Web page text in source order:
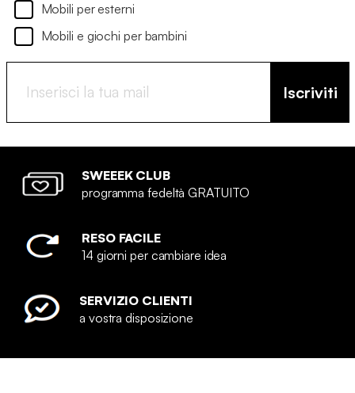
Mobili per esterni
Mobili e giochi per bambini
Iscriviti
SWEEEK CLUB
programma fedeltà GRATUITO
RESO FACILE
14 giorni per cambiare idea
SERVIZIO CLIENTI
a vostra disposizione